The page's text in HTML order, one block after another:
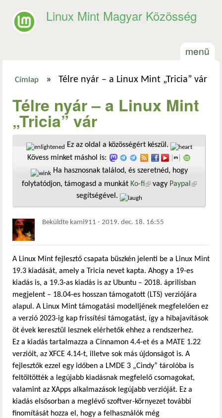
Linux Mint Magyar Közösség
menü
Címlap » Télre nyár – a Linux Mint „Tricia” vár
Télre nyár – a Linux Mint
„Tricia” vár
Ez az oldal a közösségért készül.
Kövess minket máshol is:
Ha hasznosnak találod, és szeretnéd, hogy
folytatódjon, támogasd a munkát Ko-fi(külső hivatkozás)
vagy Paypal
segítségével.
Beküldte kami911 - 2019. dec. 18. 16:55
A Linux Mint fejlesztő csapata büszkén jelenti be a Linux Mint
19.3 kiadását, amely a Tricia nevet kapta. Ahogy a 19-es
kiadás is, a 19.3-as kiadás is az Ubuntu – 2018. áprilisban
megjelent – 18.04-es hosszan támogatott (LTS) verziójára
alapul. A Linux Mint támogatási modelljének megfelelően ez
a verzió 2023-ig kap frissítési támogatást, így a hibajavítások
öt évek keresztül lesznek elérhetők ehhez a rendszerhez.
Ez a kiadás tartalmazza a Cinnamon 4.4-et és a MATE 1.22
verzióit, az XFCE 4.14-t, illetve sok más újdonságot is. A
fejlesztők ezzel egy időben a LMDE 3 „Cindy” tárolóba is
feltöltötték a legújabb kiadásnak megfelelő csomagokat,
valamint az XApps alkalmazások legújabb verzióját. Ez a
kiadás elsősorban a meglévő szoftver-környezet további
finomítását hozza el, hogy a felhasználók még